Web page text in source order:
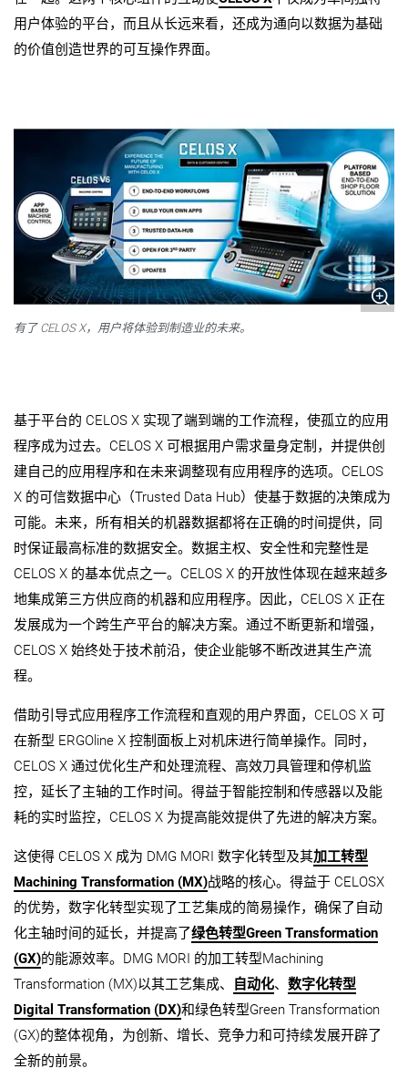
用户体验的平台，而且从长远来看，还成为通向以数据为基础
的价值创造世界的可互操作界面。
有了 CELOS X，用户将体验到制造业的未来。
基于平台的 CELOS X 实现了端到端的工作流程，使孤立的应用
程序成为过去。CELOS X 可根据用户需求量身定制，并提供创
建自己的应用程序和在未来调整现有应用程序的选项。CELOS
X 的可信数据中心（Trusted Data Hub）使基于数据的决策成为
可能。未来，所有相关的机器数据都将在正确的时间提供，同
时保证最高标准的数据安全。数据主权、安全性和完整性是
CELOS X 的基本优点之一。CELOS X 的开放性体现在越来越多
地集成第三方供应商的机器和应用程序。因此，CELOS X 正在
发展成为一个跨生产平台的解决方案。通过不断更新和增强，
CELOS X 始终处于技术前沿，使企业能够不断改进其生产流
程。
借助引导式应用程序工作流程和直观的用户界面，CELOS X 可
在新型 ERGOline X 控制面板上对机床进行简单操作。同时，
CELOS X 通过优化生产和处理流程、高效刀具管理和停机监
控，延长了主轴的工作时间。得益于智能控制和传感器以及能
耗的实时监控，CELOS X 为提高能效提供了先进的解决方案。
这使得 CELOS X 成为 DMG MORI 数字化转型及其加工转型
Machining Transformation (MX)战略的核心。得益于 CELOSX
的优势，数字化转型实现了工艺集成的简易操作，确保了自动
化主轴时间的延长，并提高了绿色转型Green Transformation
(GX)的能源效率。DMG MORI 的加工转型Machining
Transformation (MX)以其工艺集成、
自动化、 数字化转型
Digital Transformation (DX)和绿色转型Green Transformation
(GX)的整体视角，为创新、增长、竞争力和可持续发展开辟了
全新的前景。